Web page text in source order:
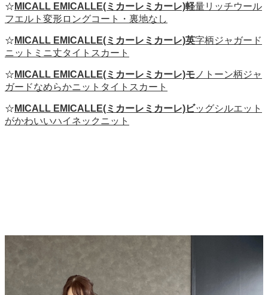
☆ MICALL EMICALLE(ミカーレミカーレ)軽量リッチウール
フエルト変形ロングコート・裏地なし
☆ MICALL EMICALLE(ミカーレミカーレ)英字柄ジャガード
ニットミニ丈タイトスカート
☆ MICALL EMICALLE(ミカーレミカーレ)モ ノトーン柄ジャ
ガードなめらかニットタイトスカート
☆ MICALL EMICALLE(ミカーレミカーレ)ビッグシルエット
がかわいいハイネックニット